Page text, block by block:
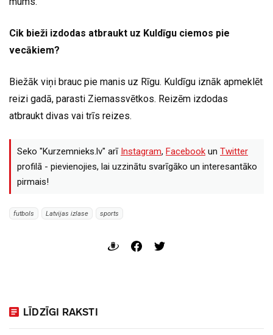
Cik bieži izdodas atbraukt uz Kuldīgu ciemos pie
vecākiem?
Biežāk viņi brauc pie manis uz Rīgu. Kuldīgu iznāk apmeklēt
reizi gadā, parasti Ziemassvētkos. Reizēm izdodas
atbraukt divas vai trīs reizes.
Seko "Kurzemnieks.lv" arī Instagram, Facebook un Twitter
profilā - pievienojies, lai uzzinātu svarīgāko un interesantāko
pirmais!
futbols Latvijas izlase sports
LĪDZĪGI RAKSTI